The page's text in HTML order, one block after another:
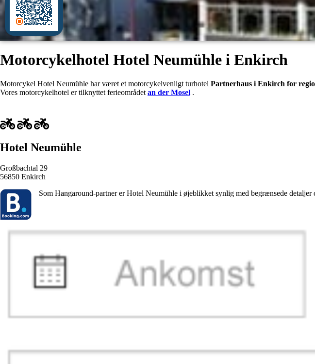
Motorcykelhotel Hotel Neumühle i Enkirch
Motorcykel Hotel Neumühle har været et motorcykelvenligt turhotel Partnerhaus i Enkirch for
Vores motorcykelhotel er tilknyttet ferieområdet an der Mosel .
Hotel Neumühle
Großbachtal 29
56850 Enkirch
Som Hangaround-partner er Hotel Neumühle i øjeblikket synlig med begrænsede